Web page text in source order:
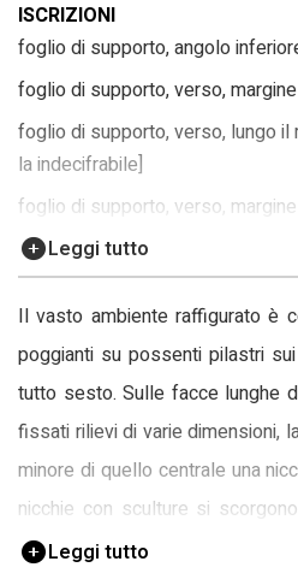
ISCRIZIONI
foglio di supporto, angolo
foglio di supporto, verso,
foglio di supporto, verso, lungo il
la indecifrabile]
foglio di supporto, verso,
Leggi tutto
Il vasto ambiente raffigurato è
poggianti su possenti pilastri
tutto sesto. Sulle facce lunghe
fissati rilievi di varie dimensioni,
minore di quello centrale una
nicchie con sculture si
Sulla parete in primo piano a
Leggi tutto